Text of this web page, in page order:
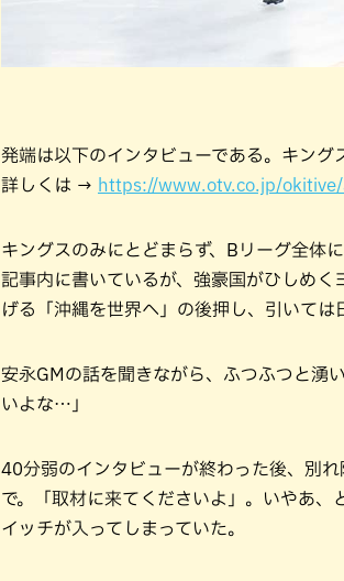
発端は以下のインタビューである。キン
詳しくは → https://www.otv.co.jp/
キングスのみにとどまらず、Bリーグ全体
記事内に書いているが、強豪国がひしめ
げる「沖縄を世界へ」の後押し、引いて
安永GMの話を聞きながら、ふつふつと湧
いよな…」
40分弱のインタビューが終わった後、別
で。「取材に来てくださいよ」。いやあ
イッチが入ってしまっていた。